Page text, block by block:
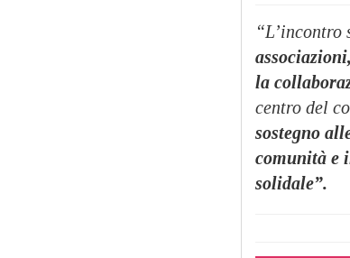
“L’incontro
la
centro del
sostegno
comunità e
solidale”.